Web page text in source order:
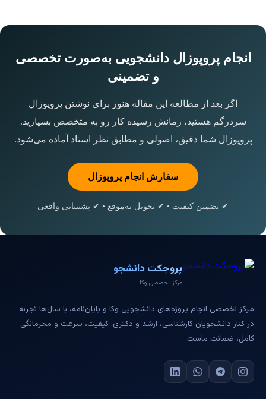
انجام پروپوزال دانشجویی به‌صورت تخصصی
و تضمینی
اگر بعد از مطالعه این مقاله هنوز برای نوشتن پروپوزال
سردرگم هستید، زمانش رسیده کار رو به متخصص بسپارید.
پروپوزال شما دقیق، اصولی و مطابق نظر استاد آماده می‌شود.
سفارش انجام پروپوزال
✔ تضمین کیفیت • ✔ تحویل به‌موقع • ✔ پشتیبانی واقعی
پروجکت دانشجو
مرکز تخصصی وکا
مرکز تخصصی انجام پروژه‌های دانشجویی وکا و پایان‌نامه، با سال‌ها تجربه
در کنار دانشجویان کارشناسی، ارشد و دکتری. کیفیت، سرعت و محرمانگی
کامل، ضمانت ماست.